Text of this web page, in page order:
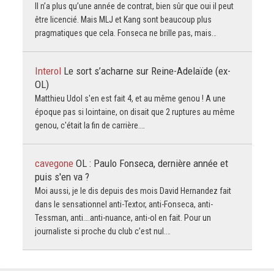
Il n’a plus qu’une année de contrat, bien sûr que oui il peut
être licencié. Mais MLJ et Kang sont beaucoup plus
pragmatiques que cela. Fonseca ne brille pas, mais…
Interol Le sort s’acharne sur Reine-Adelaïde (ex-
OL)
Matthieu Udol s'en est fait 4, et au même genou ! A une
époque pas si lointaine, on disait que 2 ruptures au même
genou, c'était la fin de carrière.…
cavegone OL : Paulo Fonseca, dernière année et
puis s'en va ?
Moi aussi, je le dis depuis des mois David Hernandez fait
dans le sensationnel anti-Textor, anti-Fonseca, anti-
Tessman, anti….anti-nuance, anti-ol en fait. Pour un
journaliste si proche du club c’est nul.…